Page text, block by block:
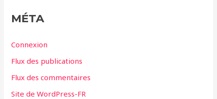
r
MÉTA
Connexion
Flux des publications
Flux des commentaires
Site de WordPress-FR